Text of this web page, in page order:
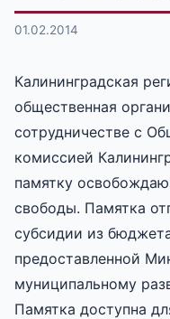
01.02.2014
Калининградская
общественная
сотрудничестве с
комиссией
памятку
свободы. Памятка
субсидии из
предоставленной
муниципальному
Памятка доступна